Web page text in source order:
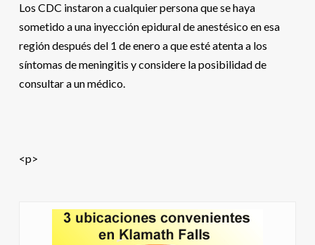
Los CDC instaron a cualquier persona que se haya
sometido a una inyección epidural de anestésico en esa
región después del 1 de enero a que esté atenta a los
síntomas de meningitis y considere la posibilidad de
consultar a un médico.
<p>